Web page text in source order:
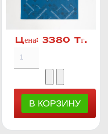
Цена: 3380 Тг.